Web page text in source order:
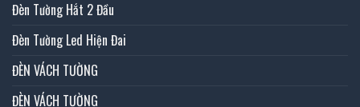
Đèn Tường Hắt 2 Đầu
Đèn Tường Led Hiện Đai
ĐÈN VÁCH TƯỜNG
ĐÈN VÁCH TƯỜNG